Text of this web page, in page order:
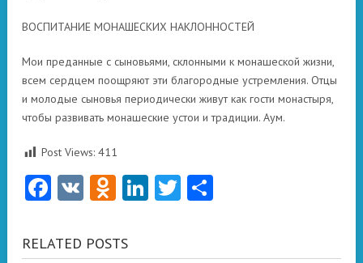
ВОСПИТАНИЕ МОНАШЕСКИХ НАКЛОННОСТЕЙ
Мои преданные с сыновьями, склонными к монашеской жизни,
всем сердцем поощряют эти благородные устремления. Отцы
и молодые сыновья периодически живут как гости монастыря,
чтобы развивать монашеские устои и традиции. Аум.
Post Views: 411
Facebook
VK Odnoklassniki
LinkedIn
Twitter
RELATED POSTS